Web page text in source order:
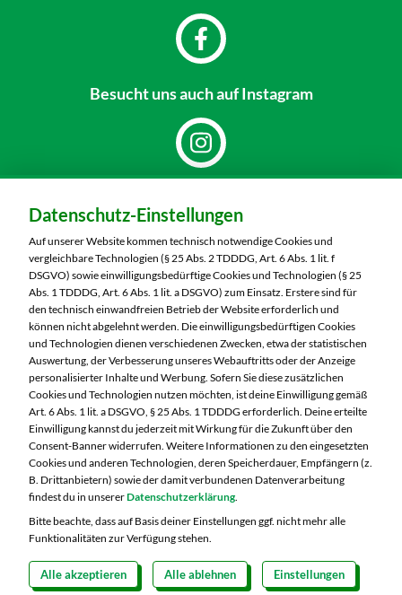
Besucht unsauch auf Instagram
MARKTKAUF Nobitz
Altenburger Straße 29
04603 Nobitz
Telefon:03447 51260
Markt ändern
Öffnungszeiten diese Woche:
Mo:
07:00 – 20:00 Uhr
Di:
07:00 – 20:00 Uhr
Mi:
07:00 – 20:00 Uhr
Do:
07:00 – 20:00 Uhr
Fr:
07:00 – 20:00 Uhr
Datenschutz-Einstellungen
Auf unserer Website kommen technisch notwendige Cookies und
vergleichbare Technologien (§ 25 Abs. 2 TDDDG, Art. 6 Abs. 1 lit. f
DSGVO) sowie einwilligungsbedürftige Cookies und Technologien (§ 25
Abs. 1 TDDDG, Art. 6 Abs. 1 lit. a DSGVO) zum Einsatz. Erstere sind für
den technisch einwandfreien Betrieb der Website erforderlich und
können nicht abgelehnt werden. Die einwilligungsbedürftigen Cookies
und Technologien dienen verschiedenen Zwecken, etwa der statistischen
Auswertung, der Verbesserung unseres Webauftritts oder der Anzeige
personalisierter Inhalte und Werbung. Sofern Sie diese zusätzlichen
Cookies und Technologien nutzen möchten, ist deine Einwilligung gemäß
Art. 6 Abs. 1 lit. a DSGVO, § 25 Abs. 1 TDDDG erforderlich. Deine erteilte
Einwilligung kannst du jederzeit mit Wirkung für die Zukunft über den
Consent-Banner widerrufen. Weitere Informationen zu den eingesetzten
Cookies und anderen Technologien, deren Speicherdauer, Empfängern (z.
B. Drittanbietern) sowie der damit verbundenen Datenverarbeitung
findest du in unsererDatenschutzerklärung.
Bitte beachte, dass auf Basis deiner Einstellungen ggf. nicht mehr alle
Funktionalitäten zur Verfügung stehen.
Alle akzeptieren Alle ablehnen Einstellungen